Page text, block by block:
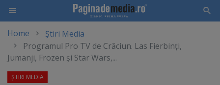
main
content
Home
Știri Media
Programul Pro TV de Crăciun. Las Fierbinţi,
Jumanji, Frozen şi Star Wars,...